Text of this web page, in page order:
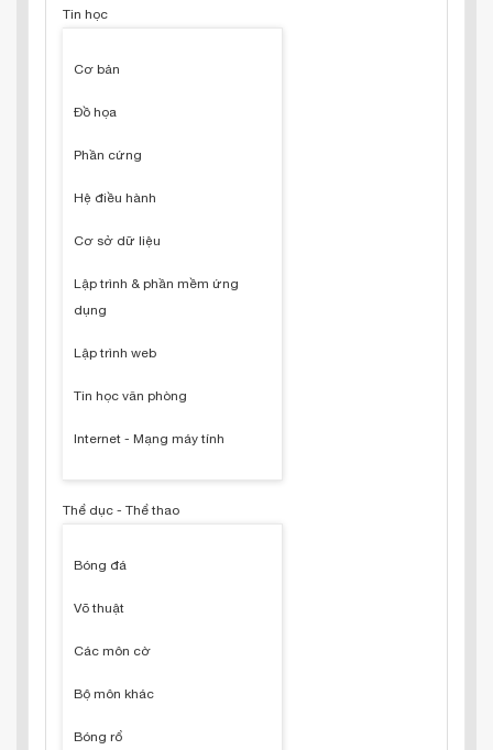
Tin học
Cơ bản
Đồ họa
Phần cứng
Hệ điều hành
Cơ sở dữ liệu
Lập trình & phần mềm ứng
dụng
Lập trình web
Tin học văn phòng
Internet - Mạng máy tính
Thể dục - Thể thao
Bóng đá
Võ thuật
Các môn cờ
Bộ môn khác
Bóng rổ